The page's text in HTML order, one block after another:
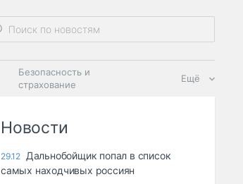
Безопасность и
страхование
Ещё
Новости
29.12 Дальнобойщик попал в список
самых находчивых россиян